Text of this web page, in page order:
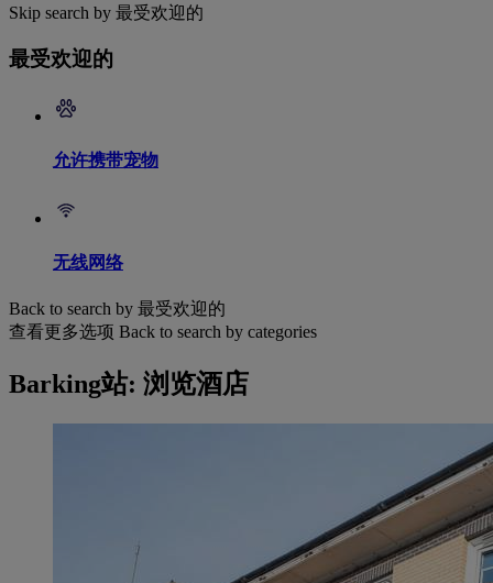
Skip search by 最受欢迎的
最受欢迎的
允许携带宠物
无线网络
Back to search by 最受欢迎的
查看更多选项 Back to search by categories
Barking站: 浏览酒店